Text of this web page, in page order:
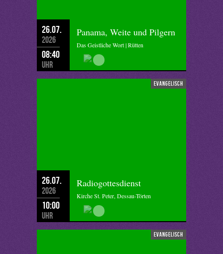
26.07.
2026
08:40
Uhr
Panama, Weite und Pilgern
Das Geistliche Wort | Rütten
evangelisch
26.07.
2026
10:00
Uhr
Radiogottesdienst
Kirche St. Peter, Dessau-Törten
evangelisch